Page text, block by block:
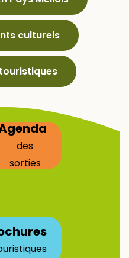
culturels
des
sorties